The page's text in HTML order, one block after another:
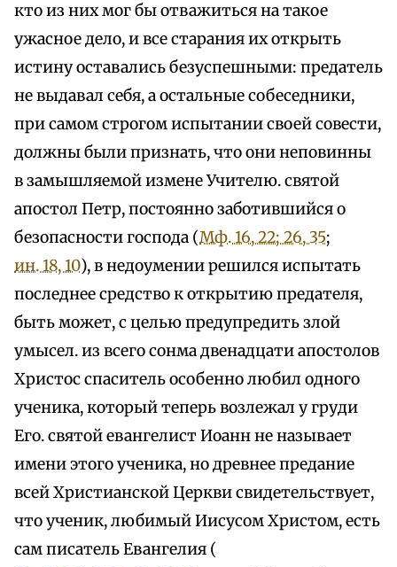
кто из них мог бы отважиться на такое
ужасное дело, и все старания их открыть
истину оставались безуспешными: предатель
не выдавал себя, а остальные собеседники,
при самом строгом испытании своей совести,
должны были признать, что они неповинны
в замышляемой измене Учителю. святой
апостол Петр, постоянно заботившийся о
безопасности господа (Мф. 16, 22; 26, 35;
ин. 18, 10), в недоумении решился испытать
последнее средство к открытию предателя,
быть может, с целью предупредить злой
умысел. из всего сонма двенадцати апостолов
Христос спаситель особенно любил одного
ученика, который теперь возлежал у груди
Его. святой евангелист Иоанн не называет
имени этого ученика, но древнее предание
всей Христианской Церкви свидетельствует,
что ученик, любимый Иисусом Христом, есть
сам писатель Евангелия (